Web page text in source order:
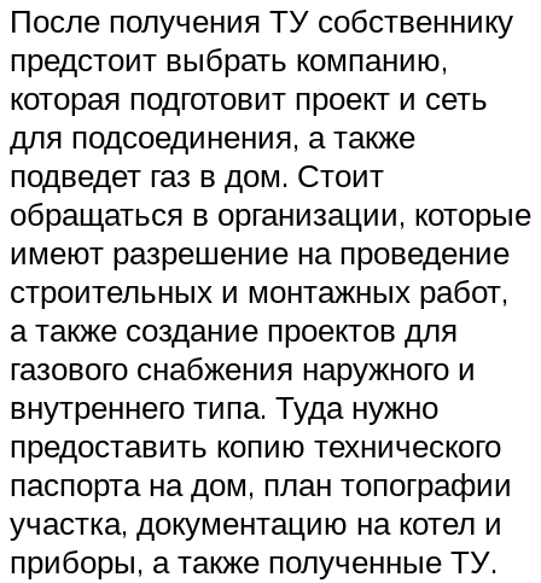
После получения ТУ собственнику
предстоит выбрать компанию,
которая подготовит проект и сеть
для подсоединения, а также
подведет газ в дом. Стоит
обращаться в организации, которые
имеют разрешение на проведение
строительных и монтажных работ,
а также создание проектов для
газового снабжения наружного и
внутреннего типа. Туда нужно
предоставить копию технического
паспорта на дом, план топографии
участка, документацию на котел и
приборы, а также полученные ТУ.